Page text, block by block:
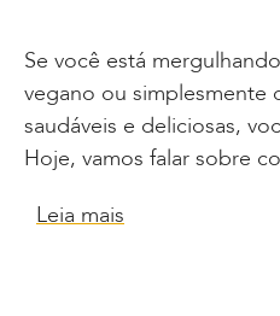
Se você está
vegano ou simplesmente
saudáveis e deliciosas,
Hoje, vamos falar sobre
Leia mais